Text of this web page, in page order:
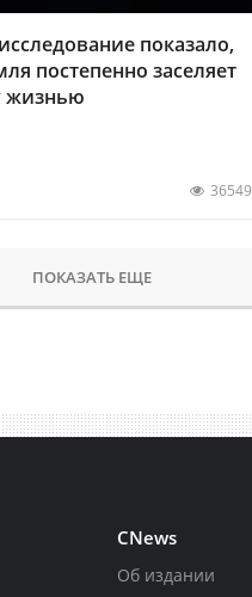
показало,
постепенно заселяет
жизнью
36549
ПОКАЗАТЬ ЕЩЕ
CNews
Об издании